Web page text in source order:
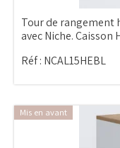
Tour de rangement
avec Niche.
Réf : NCAL15HEBL
Mis en avant